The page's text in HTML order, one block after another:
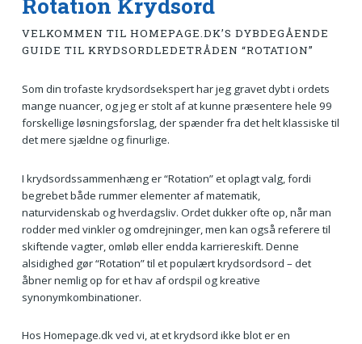
VELKOMMEN TIL HOMEPAGE.DK’S DYBDEGÅENDE
GUIDE TIL KRYDSORDLEDETRÅDEN “ROTATION”
Som din trofaste krydsordsekspert har jeg gravet dybt i ordets
mange nuancer, og jeg er stolt af at kunne præsentere hele 99
forskellige løsningsforslag, der spænder fra det helt klassiske til
det mere sjældne og finurlige.
I krydsordssammenhæng er “Rotation” et oplagt valg, fordi
begrebet både rummer elementer af matematik,
naturvidenskab og hverdagsliv. Ordet dukker ofte op, når man
rodder med vinkler og omdrejninger, men kan også referere til
skiftende vagter, omløb eller endda karriereskift. Denne
alsidighed gør “Rotation” til et populært krydsordsord – det
åbner nemlig op for et hav af ordspil og kreative
synonymkombinationer.
Hos Homepage.dk ved vi, at et krydsord ikke blot er en